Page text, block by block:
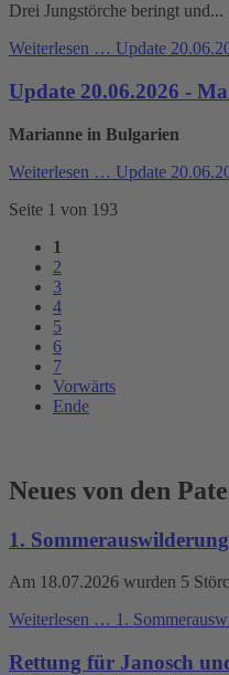
Drei Jungstörche beringt und...
Weiterlesen … Update
Update 20.06.2026 -
Marianne in Bulgarien
Weiterlesen … Update
Seite 1 von 193
1
2
3
4
5
6
7
Vorwärts
Ende
Neues von den
1.
Am 18.07.2026 wurden 5
Weiterlesen … 1.
Rettung für Janosch